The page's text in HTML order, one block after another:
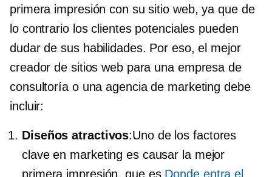
primera impresión con su sitio web, ya que de
lo contrario los clientes potenciales pueden
dudar de sus habilidades. Por eso, el mejor
creador de sitios web para una empresa de
consultoría o una agencia de marketing debe
incluir:
Diseños atractivos:Uno de los factores
clave en marketing es causar la mejor
primera impresión, que es Donde entra el